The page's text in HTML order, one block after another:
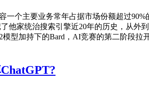
一个主要业务常年占据市场份额超过
他家统治搜索引擎近20年的历史，从外
型加持下的Bard，AI竞赛的第二阶段